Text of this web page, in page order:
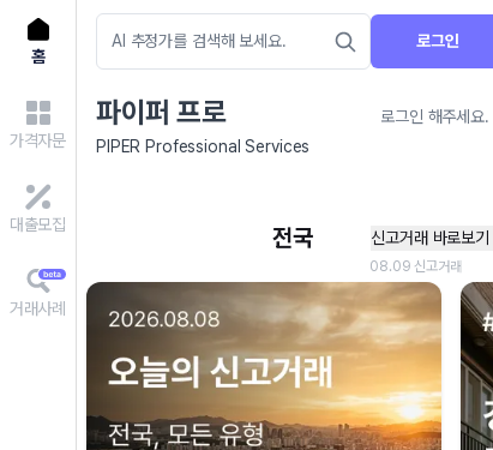
홈
가격자문
대출모집
거래사례
로그인
파이퍼 프로
로그인 해주세요.
PIPER Professional Services